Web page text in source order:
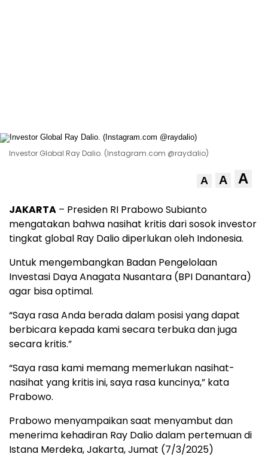
Investor Global Ray Dalio. (Instagram.com @raydalio)
A A A
JAKARTA – Presiden RI Prabowo Subianto
mengatakan bahwa nasihat kritis dari sosok investor
tingkat global Ray Dalio diperlukan oleh Indonesia.
Untuk mengembangkan Badan Pengelolaan
Investasi Daya Anagata Nusantara (BPI Danantara)
agar bisa optimal.
“Saya rasa Anda berada dalam posisi yang dapat
berbicara kepada kami secara terbuka dan juga
secara kritis.”
“Saya rasa kami memang memerlukan nasihat-
nasihat yang kritis ini, saya rasa kuncinya,” kata
Prabowo.
Prabowo menyampaikan saat menyambut dan
menerima kehadiran Ray Dalio dalam pertemuan di
Istana Merdeka, Jakarta, Jumat (7/3/2025)